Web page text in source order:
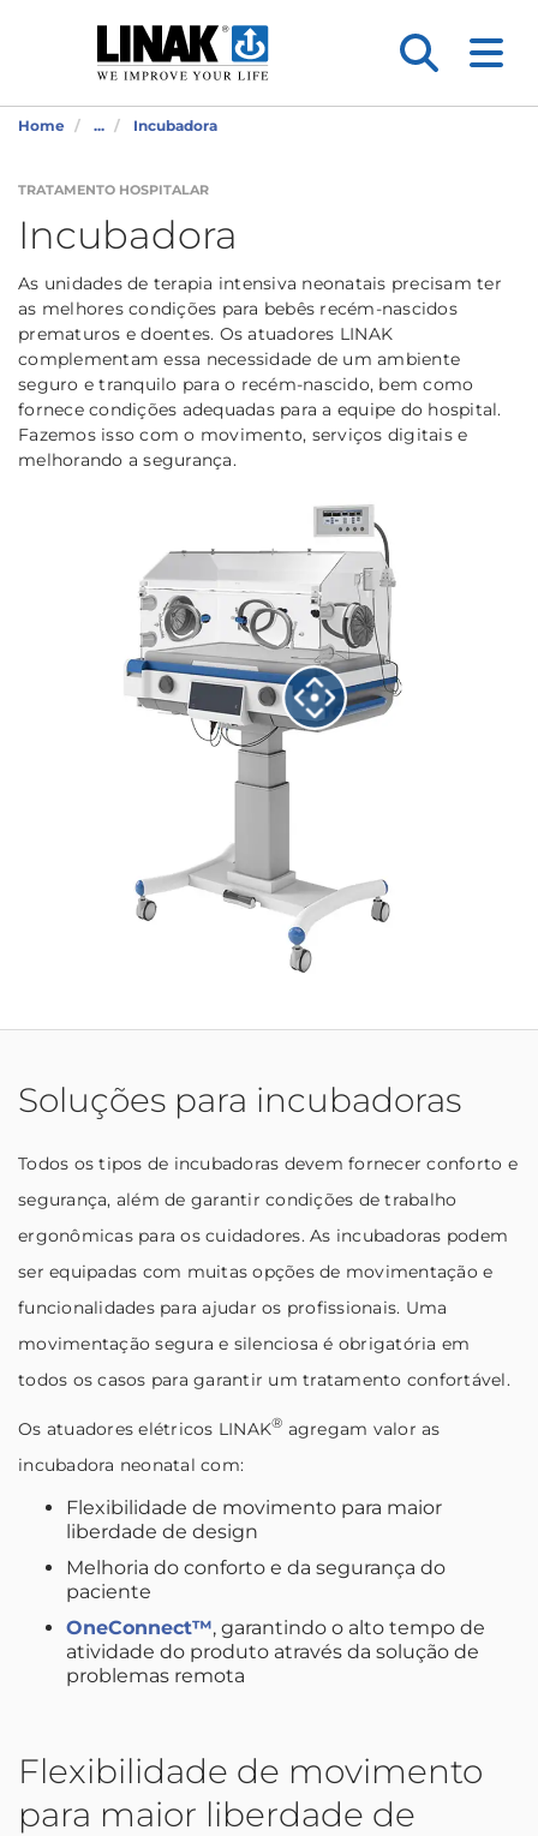
Home ... Incubadora
TRATAMENTO HOSPITALAR
Incubadora
As unidades de terapia intensiva neonatais precisam ter
as melhores condições para bebês recém-nascidos
prematuros e doentes. Os atuadores LINAK
complementam essa necessidade de um ambiente
seguro e tranquilo para o recém-nascido, bem como
fornece condições adequadas para a equipe do hospital.
Fazemos isso com o movimento, serviços digitais e
melhorando a segurança.
Soluções para incubadoras
Todos os tipos de incubadoras devem fornecer conforto e
segurança, além de garantir condições de trabalho
ergonômicas para os cuidadores. As incubadoras podem
ser equipadas com muitas opções de movimentação e
funcionalidades para ajudar os profissionais. Uma
movimentação segura e silenciosa é obrigatória em
todos os casos para garantir um tratamento confortável.
Os atuadores elétricos LINAK® agregam valor as
incubadora neonatal com:
Flexibilidade de movimento para maior
liberdade de design
Melhoria do conforto e da segurança do
paciente
OneConnect™, garantindo o alto tempo de
atividade do produto através da solução de
problemas remota
Flexibilidade de movimento
para maior liberdade de